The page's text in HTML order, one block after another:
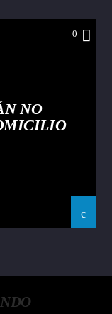
0
NO